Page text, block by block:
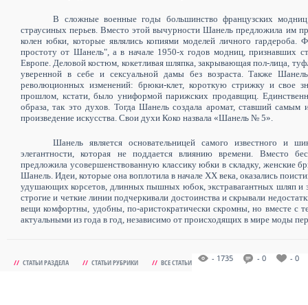
В сложные военные годы большинство французских
страусиных перьев. Вместо этой вычурности Шанель предложила им
колен юбки, которые являлись копиями моделей личного гардероба.
простоту от Шанель", а в начале 1950-х годов модниц, признавших
Европе. Деловой костюм, кокетливая шляпка, закрывающая пол-лица,
уверенной в себе и сексуальной дамы без возраста. Также
революционных изменений: брюки-клет, короткую стрижку и свое
прошлом, кстати, было униформой парижских продавщиц.
образа, так это духов. Тогда Шанель создала аромат, ставший
произведение искусства. Свои духи Коко назвала «Шанель № 5».
Шанель является основательницей самого известного и
элегантности, которая не поддается влиянию времени. Вместо
предложила усовершенствованную классику юбки в складку, женские
Шанель. Идеи, которые она воплотила в начале XX века, оказались
удушающих корсетов, длинных пышных юбок, экстравагантных шляп и
строгие и четкие линии подчеркивали достоинства и скрывали
вещи комфортны, удобны, по-аристократически скромны, но вместе с
актуальными из года в год, независимо от происходящих в мире моды
// СТАТЬИ РАЗДЕЛА // СТАТЬИ РУБРИКИ // ВСЕ СТАТЬИ - 1735 - 0 - 0